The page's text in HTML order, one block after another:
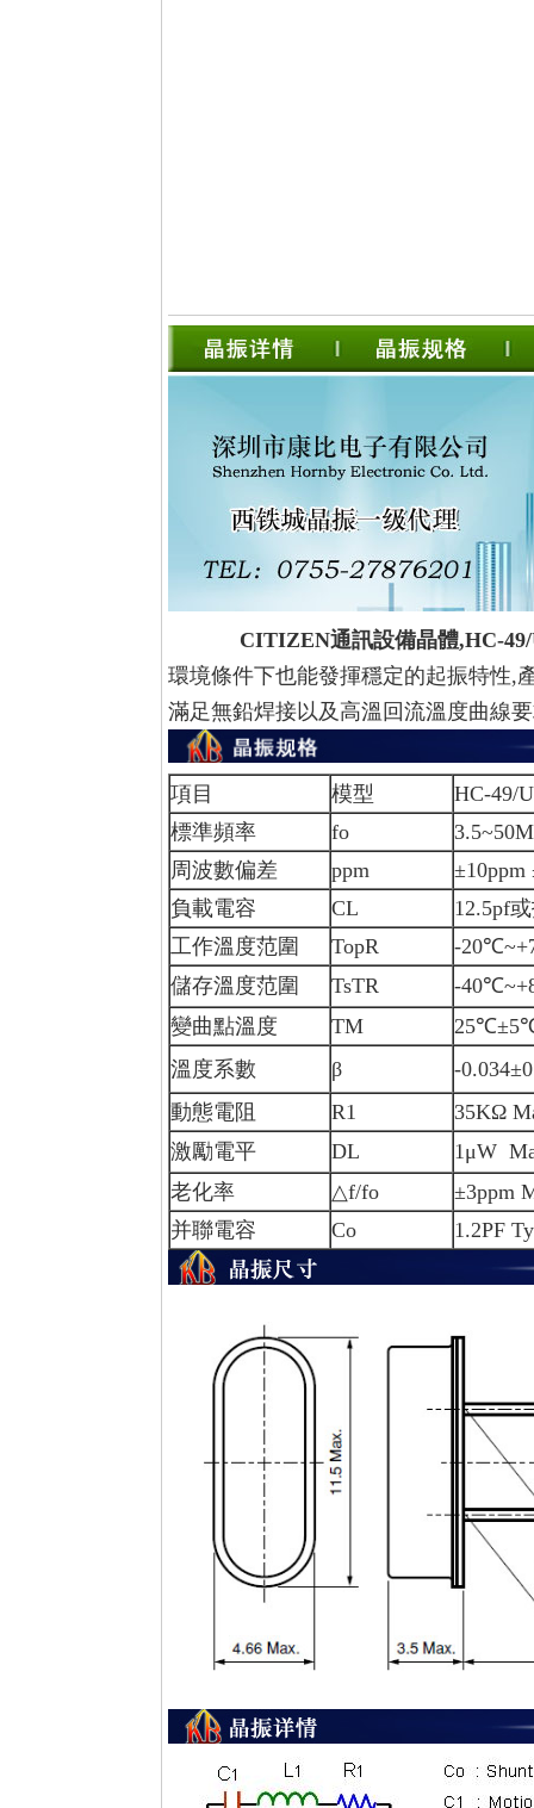
CITIZEN通訊設備晶體,HC-49/
環境條件下也能發揮穩定的起振特性,
滿足無鉛焊接以及高溫回流溫度曲線
項目 模型
HC-49/
標準頻率
fo
周波數偏差
ppm
±10ppm
負載電容
CL
12.5pf
工作溫度范圍
TopR
-
儲存溫度范圍
TsTR
-
變曲點溫度
TM
溫度系數
β
-
動態電阻
R1
35KΩ
激勵電平
DL
1μW
老化率
△f/fo
±3ppm
并聯電容
Co 1.2PF